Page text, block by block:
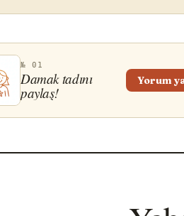
№ 01
Damak tadını
paylaş!
Yorum